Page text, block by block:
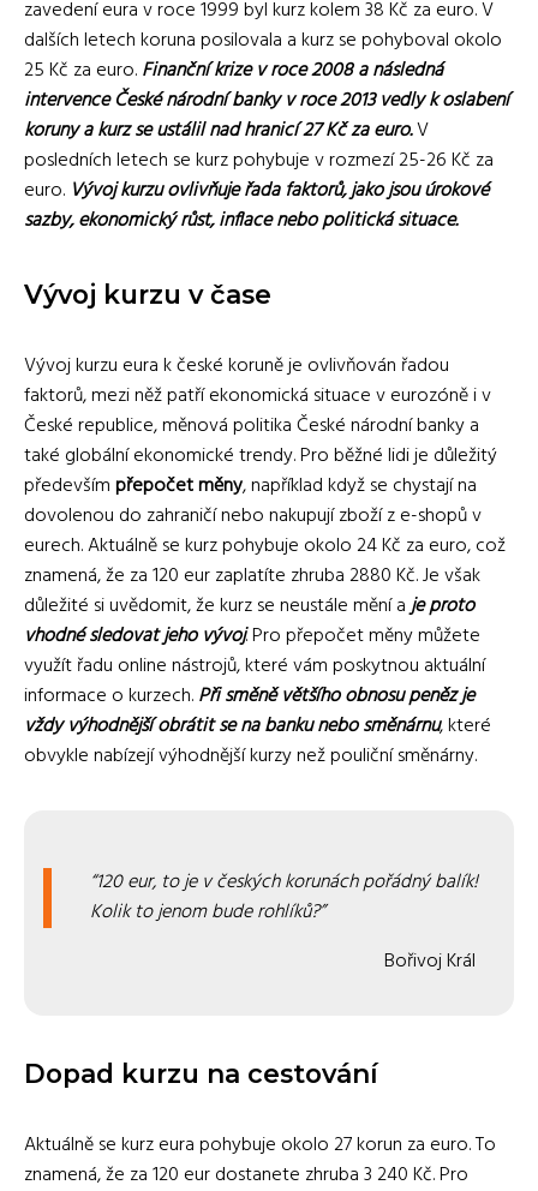
zavedení eura v roce 1999 byl kurz kolem 38 Kč za euro. V
dalších letech koruna posilovala a kurz se pohyboval okolo
25 Kč za euro.Finanční krize v roce 2008 a následná
intervence České národní banky v roce 2013 vedly k oslabení
koruny a kurz se ustálil nad hranicí 27 Kč za euro.V
posledních letech se kurz pohybuje v rozmezí 25-26 Kč za
euro. Vývoj kurzu ovlivňuje řada faktorů, jako jsou úrokové
sazby, ekonomický růst, inflace nebo politická situace.
Vývoj kurzu v čase
Vývoj kurzu eura k české koruně je ovlivňován řadou
faktorů, mezi něž patří ekonomická situace v eurozóně i v
České republice, měnová politika České národní banky a
také globální ekonomické trendy. Pro běžné lidi je důležitý
předevšímpřepočet měny, například když se chystají na
dovolenou do zahraničí nebo nakupují zboží z e-shopů v
eurech. Aktuálně se kurz pohybuje okolo 24 Kč za euro, což
znamená, že za 120 eur zaplatíte zhruba 2880 Kč. Je však
důležité si uvědomit, že kurz se neustále mění aje proto
vhodné sledovat jeho vývoj. Pro přepočet měny můžete
využít řadu online nástrojů, které vám poskytnou aktuální
informace o kurzech.Při směně většího obnosu peněz je
vždy výhodnější obrátit se na banku nebo směnárnu, které
obvykle nabízejí výhodnější kurzy než pouliční směnárny.
120 eur, to je v českých korunách pořádný balík!
Kolik to jenom bude rohlíků?
Bořivoj Král
Dopad kurzu na cestování
Aktuálně se kurz eura pohybuje okolo 27 korun za euro. To
znamená, že za 120 eur dostanete zhruba 3 240 Kč. Pro